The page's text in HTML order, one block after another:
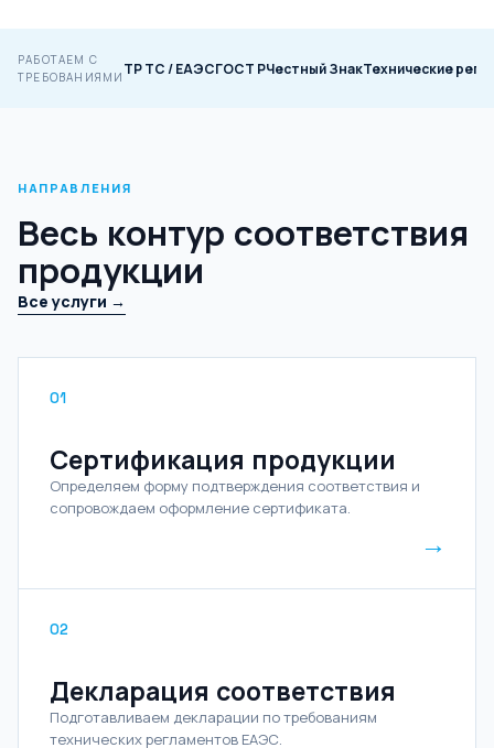
РАБОТАЕМ С
ТРЕБОВАНИЯМИ ТР ТС / ЕАЭСГОСТ РЧестный ЗнакТехнические
НАПРАВЛЕНИЯ
Весь контур соответствия
продукции
Все услуги →
01
Сертификация продукции
Определяем форму подтверждения соответствия и
сопровождаем оформление сертификата.
→
02
Декларация соответствия
Подготавливаем декларации по требованиям
технических регламентов ЕАЭС.